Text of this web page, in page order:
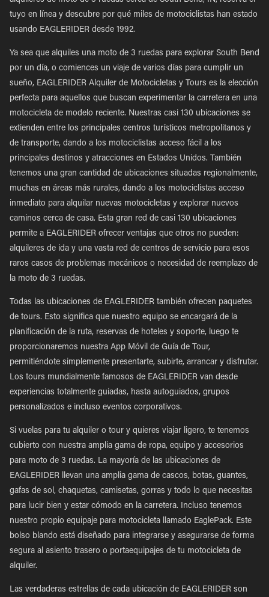
tuyo en línea y descubre por qué miles de motociclistas han estado
usando EAGLERIDER desde 1992.
Ya sea que alquiles una moto de 3 ruedas para explorar South Bend
por un día, o comiences un viaje de varios días para cumplir un
sueño, EAGLERIDER Alquiler de Motocicletas y Tours es la elección
perfecta para aquellos que buscan experimentar la carretera en una
motocicleta de modelo reciente. Nuestras casi 130 ubicaciones se
extienden entre los principales centros turísticos metropolitanos y
de transporte, dando a los motociclistas acceso fácil a los
principales destinos y atracciones en Estados Unidos. También
tenemos una gran cantidad de ubicaciones situadas regionalmente,
muchas en áreas más rurales, dando a los motociclistas acceso
inmediato para alquilar nuevas motocicletas y explorar nuevos
caminos cerca de casa. Esta gran red de casi 130 ubicaciones
permite a EAGLERIDER ofrecer ventajas que otros no pueden:
alquileres de ida y una vasta red de centros de servicio para esos
raros casos de problemas mecánicos o necesidad de reemplazo de
la moto de 3 ruedas.
Todas las ubicaciones de EAGLERIDER también ofrecen paquetes
de tours. Esto significa que nuestro equipo se encargará de la
planificación de la ruta, reservas de hoteles y soporte, luego te
proporcionaremos nuestra App Móvil de Guía de Tour,
permitiéndote simplemente presentarte, subirte, arrancar y disfrutar.
Los tours mundialmente famosos de EAGLERIDER van desde
experiencias totalmente guiadas, hasta autoguiados, grupos
personalizados e incluso eventos corporativos.
Si vuelas para tu alquiler o tour y quieres viajar ligero, te tenemos
cubierto con nuestra amplia gama de ropa, equipo y accesorios
para moto de 3 ruedas. La mayoría de las ubicaciones de
EAGLERIDER llevan una amplia gama de cascos, botas, guantes,
gafas de sol, chaquetas, camisetas, gorras y todo lo que necesitas
para lucir bien y estar cómodo en la carretera. Incluso tenemos
nuestro propio equipaje para motocicleta llamado EaglePack. Este
bolso blando está diseñado para integrarse y asegurarse de forma
segura al asiento trasero o portaequipajes de tu motocicleta de
alquiler.
Las verdaderas estrellas de cada ubicación de EAGLERIDER son